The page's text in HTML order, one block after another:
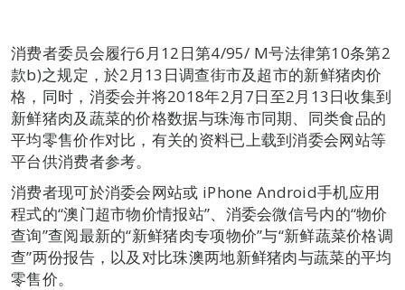
消费者委员会履行6月12日第4/95/ M号法律第10条第2
款b)之规定，於2月13日调查街市及超市的新鲜猪肉价
格，同时，消委会并将2018年2月7日至2月13日收集到
新鲜猪肉及蔬菜的价格数据与珠海市同期、同类食品的
平均零售价作对比，有关的资料已上载到消委会网站等
平台供消费者参考。
消费者现可於消委会网站或 iPhone Android手机应用
程式的“澳门超市物价情报站”、消委会微信号内的“物价
查询”查阅最新的“新鲜猪肉专项物价”与“新鲜蔬菜价格调
查”两份报告，以及对比珠澳两地新鲜猪肉与蔬菜的平均
零售价。